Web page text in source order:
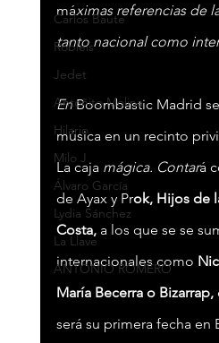
Carlos Baute
Robleis
Jedet
Antoñito Molina
Hilario
Milo J
Álvaro García
Lydia Sánchez
La Llave
ANTONIO ROMERO
máximas referencias de
tanto nacional como
En Boombastic Madrid
música en un recinto
La caja mágica. Contará
de Ayax y Prok, Hijos de
Costa, a los que se se
internacionales como
María Becerra o Bizarrap,
será su primera fecha en